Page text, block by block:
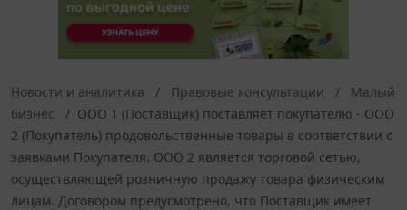
Новости и аналитика Правовые консультации
Малый
бизнес
ООО 1 (Поставщик) поставляет покупателю - ООО
2 (Покупатель) продовольственные товары в соответствии с
заявками Покупателя. ООО 2 является торговой сетью,
осуществляющей розничную продажу товара физическим
лицам. Договором предусмотрено, что Поставщик имеет